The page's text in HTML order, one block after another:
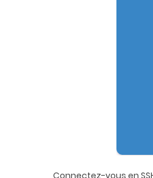
Connectez-vous en